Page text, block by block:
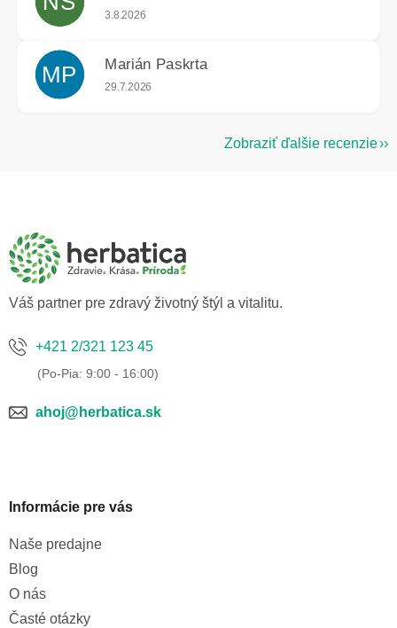
Hodnotenie obchodu je 5 z 5 hviezdičiek.
3.8.2026
MP Marián Paskrta
Hodnotenie obchodu je 5 z 5 hviezdičiek.
29.7.2026
Zobraziť ďalšie recenzie
Váš partner pre zdravý životný štýl a vitalitu.
+421 2/321 123 45
ahoj@herbatica.sk
Informácie pre vás
Naše predajne
Blog
O nás
Časté otázky